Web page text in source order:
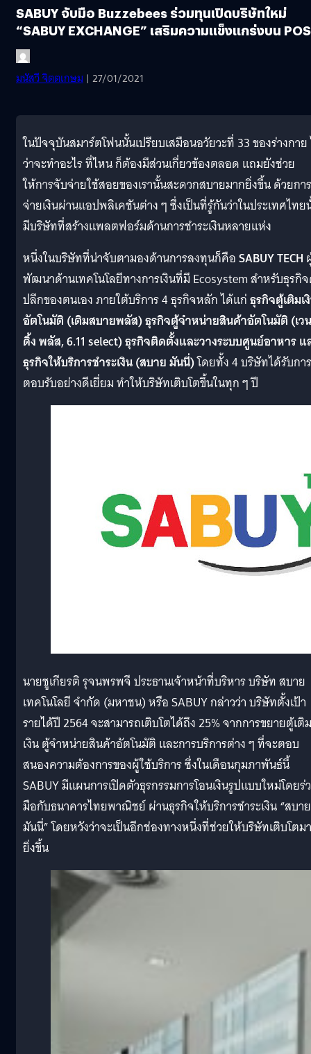
SABUY จับมือ Buzzebees ร่วมทุนเปิดบริษัทใหม่
“SABUY EXCHANGE” เสริมความแข็งแกร่งบน POS
มนัสวี จิตตเกษม | 27/01/2021
ในปัจจุบันสมาร์ตโฟนนั้นเปรียบเสมือนอวัยวะที่ 33 ของร่างกาย
ว่าจะทำอะไร ที่ไหน ก็ต้องมีส่วนเกี่ยวข้องตลอด แถมยังช่วย
ให้การจับจ่ายใช้สอยของเรานั้นสะดวกสบายมากยิ่งขึ้น ด้วยการ
จ่ายเงินผ่านแอปพลิเคชันต่าง ๆ ซึ่งเป็นที่รู้กันว่าในประเทศไท
มีบริษัทที่สร้างแพลตฟอร์มด้านการชำระเงินหลายแห่ง
หนึ่งในบริษัทที่น่าจับตามองด้านการลงทุนก็คือSABUYTECH
พัฒนาด้านเทคโนโลยีทางการเงินที่มี Ecosystem สำหรับธุรกิ
ปลีกของตนเอง ภายใต้บริการ 4 ธุรกิจหลัก ได้แก่ธุรกิจตู้เติมเ
อัตโนมัติ (เติมสบายพลัส) ธุรกิจตู้จำหน่ายสินค้าอัตโนมัติ (เวน
ดิ้ง พลัส, 6.11 select) ธุรกิจติดตั้งและวางระบบศูนย์อาหาร แ
ธุรกิจให้บริการชำระเงิน (สบาย มันนี่)โดยทั้ง 4 บริษัทได้รับการ
ตอบรับอย่างดีเยี่ยม ทำให้บริษัทเติบโตขึ้นในทุก ๆ ปี
นายชูเกียรติ รุจนพรพจี ประธานเจ้าหน้าที่บริหาร บริษัท สบาย
เทคโนโลยี จำกัด (มหาชน) หรือ SABUY กล่าวว่า บริษัทตั้งเป้า
รายได้ปี 2564 จะสามารถเติบโตได้ถึง 25% จากการขยายตู้เติม
เงิน ตู้จำหน่ายสินค้าอัตโนมัติ และการบริการต่าง ๆ ที่จะตอบ
สนองความต้องการของผู้ใช้บริการ ซึ่งในเดือนกุมภาพันธ์นี้
SABUY มีแผนการเปิดตัวธุรกรรมการโอนเงินรูปแบบใหม่โดยร่
มือกับธนาคารไทยพาณิชย์ ผ่านธุรกิจให้บริการชำระเงิน “สบาย
มันนี่” โดยหวังว่าจะเป็นอีกช่องทางหนึ่งที่ช่วยให้บริษัทเติบโตม
ยิ่งขึ้น